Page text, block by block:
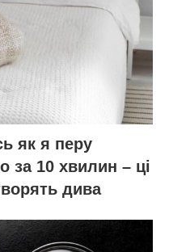
як я перу
за 10 хвилин – ці
дива